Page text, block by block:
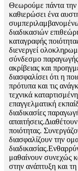
Θεωρούμε πάντα την
καθιερώσει ένα
διαδικασιών
καταγραφής
διενεργεί
σύνδεσμο
ακρίβειας και
διασφαλίσει ότι η
πρότυπα και τις
τεχνικά
επαγγελματική
διαδικασίες
ποιότητας.
διασφαλίζουν την
μαθαίνουν συνεχώς
στην ανάπτυξη και